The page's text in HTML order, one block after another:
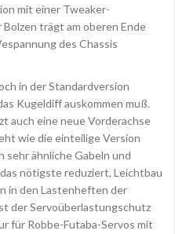
mit einer Tweaker-
trägt am oberen Ende
des Chassis
in der Standardversion
Kugeldiff auskommen muß.
auch eine neue Vorderachse
wie die einteilige Version
sehr ähnliche Gabeln und
nötigste reduziert, Leichtbau
in den Lastenheften der
der Servoüberlastungschutz
für Robbe-Futaba-Servos mit